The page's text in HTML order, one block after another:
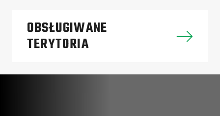
OBSŁUGIWANE
TERYTORIA